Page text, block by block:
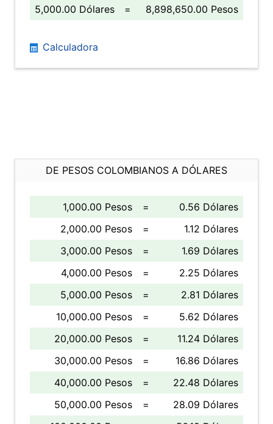
5,000.00 Dólares
= 8,898,650.00 Pesos
Calculadora
DE PESOS COLOMBIANOS A DÓLARES
1,000.00 Pesos =
0.56 Dólares
2,000.00 Pesos
=
1.12 Dólares
3,000.00 Pesos
=
1.69 Dólares
4,000.00 Pesos
=
2.25 Dólares
5,000.00 Pesos
=
2.81 Dólares
10,000.00 Pesos
=
5.62 Dólares
20,000.00 Pesos
=
11.24 Dólares
30,000.00 Pesos
=
16.86 Dólares
40,000.00 Pesos
=
22.48 Dólares
50,000.00 Pesos
=
28.09 Dólares